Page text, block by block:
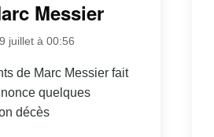
Messier
juillet à 00:56
de Marc Messier fait
quelques
décès